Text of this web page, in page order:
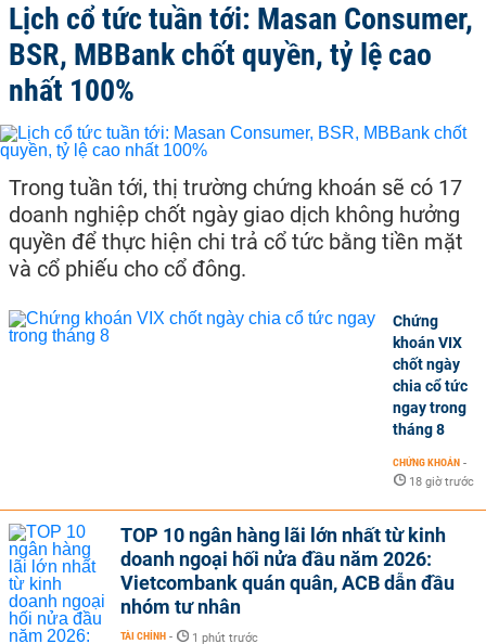
Lịch cổ tức tuần tới: Masan Consumer,
BSR, MBBank chốt quyền, tỷ lệ cao
nhất 100%
Trong tuần tới, thị trường chứng khoán sẽ có 17
doanh nghiệp chốt ngày giao dịch không hưởng
quyền để thực hiện chi trả cổ tức bằng tiền mặt
và cổ phiếu cho cổ đông.
Chứng
khoán VIX
chốt ngày
chia cổ tức
ngay trong
tháng 8
CHỨNG KHOÁN -
18 giờ trước
TOP 10 ngân hàng lãi lớn nhất từ kinh
doanh ngoại hối nửa đầu năm 2026:
Vietcombank quán quân, ACB dẫn đầu
nhóm tư nhân
TÀI CHÍNH - 1 phút trước